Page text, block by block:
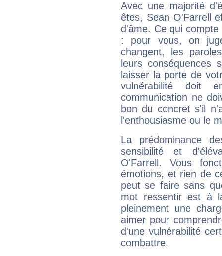
Avec une majorité
êtes, Sean O'Farrell
d'âme. Ce qui
: pour vous, on
changent, les
leurs conséquences
laisser la porte de
vulnérabilité doit
communication ne
bon du concret s'il
l'enthousiasme ou le
La prédominance
sensibilité et
O'Farrell. Vous
émotions, et rien de
peut se faire sans
mot ressentir est à
pleinement une
aimer pour
d'une vulnérabilité
combattre.